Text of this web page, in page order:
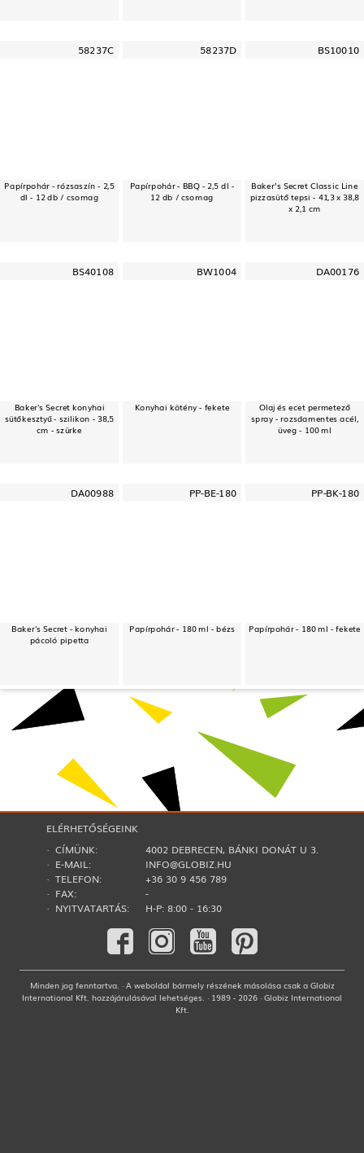
58237C
Papírpohár - rózsaszín - 2,5
dl - 12 db / csomag
58237D
Papírpohár - BBQ - 2,5 dl -
12 db / csomag
BS10010
Baker’s Secret Classic Line
pizzasütő tepsi - 41,3 x 38,8
x 2,1 cm
BS40108
Baker's Secret konyhai
sütőkesztyű - szilikon - 38,5
cm - szürke
BW1004
Konyhai kötény - fekete
DA00176
Olaj és ecet permetező
spray - rozsdamentes acél,
üveg - 100 ml
DA00988
Baker's Secret - konyhai
pácoló pipetta
PP-BE-180
Papírpohár - 180 ml - bézs
PP-BK-180
Papírpohár - 180 ml - fekete
ELÉRHETŐSÉGEINK
· CÍMÜNK:
4002 DEBRECEN, BÁNKI DONÁT U 3.
· E-MAIL:
INFO@GLOBIZ.HU
· TELEFON:
+36 30 9 456 789
· FAX:
-
· NYITVATARTÁS:
H-P: 8:00 - 16:30
Minden jog fenntartva. · A weboldal bármely részének másolása csak a Globiz
International Kft. hozzájárulásával lehetséges. · 1989 - 2026 · Globiz International
Kft.